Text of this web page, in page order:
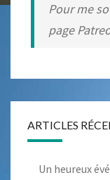
Pour me
page
ARTICLES
Un heureux